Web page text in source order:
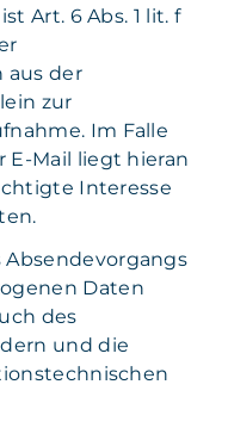
Art. 6 Abs. 1 lit. f
aus der
zur
Im Falle
Mail liegt hieran
Interesse
Daten
des
und die